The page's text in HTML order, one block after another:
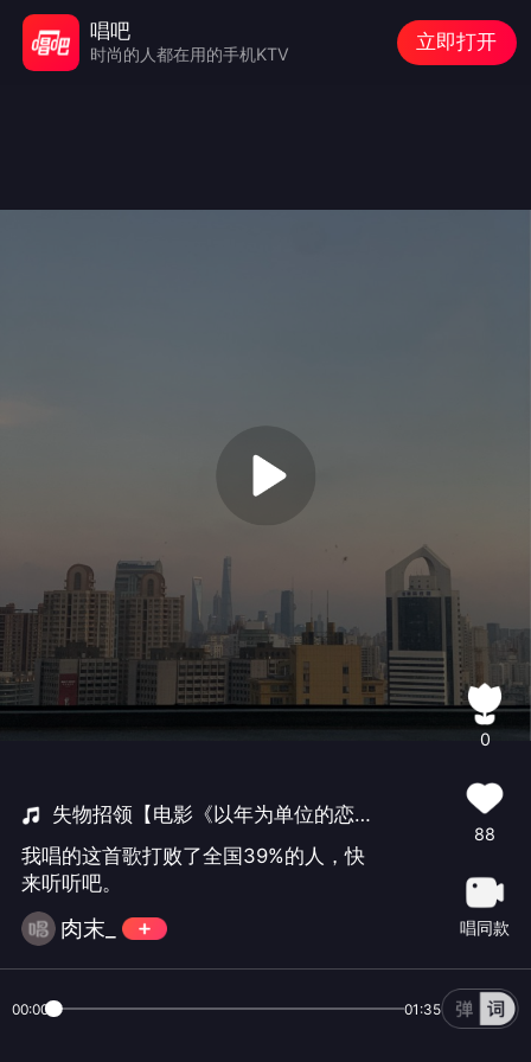
失物招领【电影《以年为单位的恋爱》情感主题曲】
我唱的这首歌打败了全国39%的人，快
来听听吧。
肉末_
0
88
唱同款
00:00 01:35
唱吧
时尚的人都在用的手机KTV
立即打开